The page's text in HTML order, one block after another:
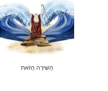
הַשִּׁירָה הַזֹּאת